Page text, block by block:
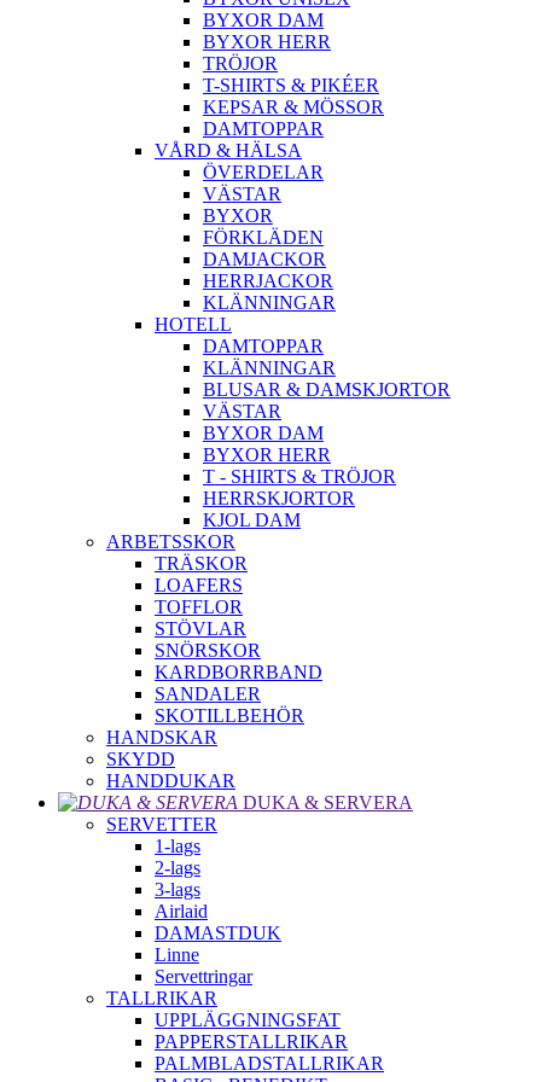
BYXOR DAM
BYXOR HERR
TRÖJOR
T-SHIRTS & PIKÉER
KEPSAR & MÖSSOR
DAMTOPPAR
VÅRD & HÄLSA
ÖVERDELAR
VÄSTAR
BYXOR
FÖRKLÄDEN
DAMJACKOR
HERRJACKOR
KLÄNNINGAR
HOTELL
DAMTOPPAR
KLÄNNINGAR
BLUSAR & DAMSKJORTOR
VÄSTAR
BYXOR DAM
BYXOR HERR
T - SHIRTS & TRÖJOR
HERRSKJORTOR
KJOL DAM
ARBETSSKOR
TRÄSKOR
LOAFERS
TOFFLOR
STÖVLAR
SNÖRSKOR
KARDBORRBAND
SANDALER
SKOTILLBEHÖR
HANDSKAR
SKYDD
HANDDUKAR
DUKA & SERVERA
SERVETTER
1-lags
2-lags
3-lags
Airlaid
DAMASTDUK
Linne
Servettringar
TALLRIKAR
UPPLÄGGNINGSFAT
PAPPERSTALLRIKAR
PALMBLADSTALLRIKAR